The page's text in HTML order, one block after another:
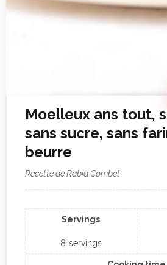
Moelleux ans tout,
sans sucre, sans
beurre
Recette de Rabia Combet
Servings
8 servings